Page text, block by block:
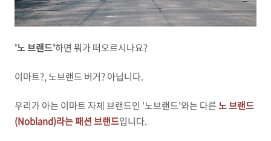
'노 브랜드'하면 뭐가 떠오르시나요?
이마트?, 노브랜드 버거? 아닙니다.
우리가 아는 이마트 자체 브랜드인 '노브랜드'와는 다른노 브랜드
(Nobland)라는 패션 브랜드입니다.